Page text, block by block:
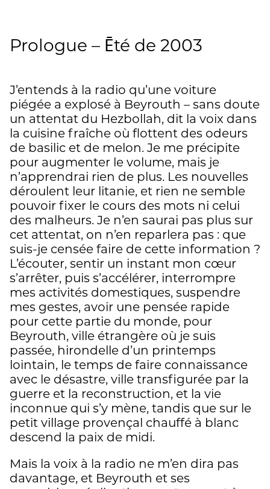
Prologue – Ēté de 2003
J’entends à la radio qu’une voiture
piégée a explosé à Beyrouth – sans doute
un attentat du Hezbollah, dit la voix dans
la cuisine fraîche où flottent des odeurs
de basilic et de melon. Je me précipite
pour augmenter le volume, mais je
n’apprendrai rien de plus. Les nouvelles
déroulent leur litanie, et rien ne semble
pouvoir fixer le cours des mots ni celui
des malheurs. Je n’en saurai pas plus sur
cet attentat, on n’en reparlera pas : que
suis-je censée faire de cette information ?
L’écouter, sentir un instant mon cœur
s’arrêter, puis s’accélérer, interrompre
mes activités domestiques, suspendre
mes gestes, avoir une pensée rapide
pour cette partie du monde, pour
Beyrouth, ville étrangère où je suis
passée, hirondelle d’un printemps
lointain, le temps de faire connaissance
avec le désastre, ville transfigurée par la
guerre et la reconstruction, et la vie
inconnue qui s’y mène, tandis que sur le
petit village provençal chauffé à blanc
descend la paix de midi.
Mais la voix à la radio ne m’en dira pas
davantage, et Beyrouth et ses